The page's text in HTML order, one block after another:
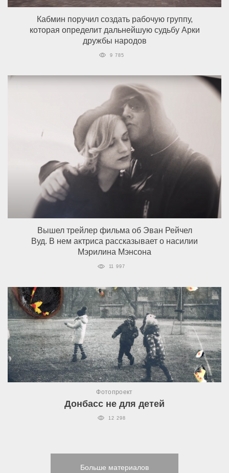
Кабмин поручил создать рабочую группу,
которая определит дальнейшую судьбу Арки
дружбы народов
9 785
Вышел трейлер фильма об Эван Рейчел
Вуд. В нем актриса рассказывает о насилии
Мэрилина Мэнсона
11 997
Фотопроект
Донбасс не для детей
12 298
Больше материалов